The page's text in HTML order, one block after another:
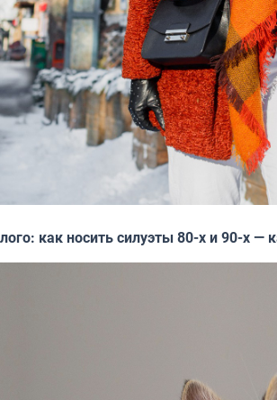
как носить силуэты 80-х и 90-х —